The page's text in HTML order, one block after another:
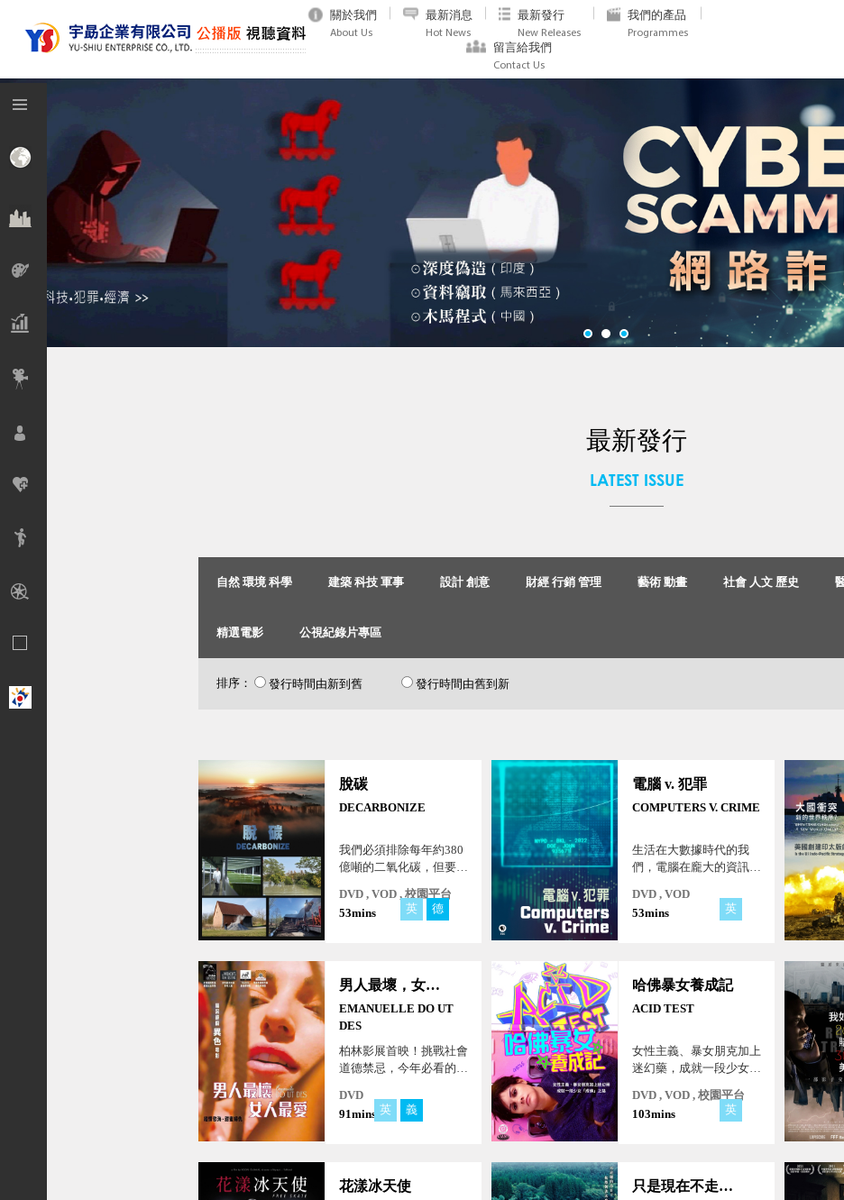
關於我們
About Us
最新消息
Hot News
最新發行
New Releases
我們的產品
Programmes
留言給我們
Contact Us
最新發行
LATEST ISSUE
自然 環境 科學 建築 科技 軍事 設計 創意 財經 行銷 管理 藝術 動畫 社會 人文 歷史
精選電影 公視紀錄片專區
排序： 發行時間由新到舊 發行時間由舊到新
脫碳
DECARBONIZE
我們必須排除每年約380
億噸的二氧化碳，但要如
捉和儲存足夠的溫室氣
體，以減緩地球氣溫上升
DVD , VOD , 校園平台
53mins
英 德
電腦 v. 犯罪
COMPUTERS V. CRIME
生活在大數據時代的我
們，電腦在龐大的資訊中
我們依賴預測的正確性。
警務單位利用「預測性演
信任「預測性演算法」
嗎？
DVD , VOD
53mins
英
男人最壞，女人最愛
EMANUELLE DO UT
DES
柏林影展首映！挑戰社會
道德禁忌，今年必看的文
DVD
91mins 英 義
哈佛暴女養成記
ACID TEST
女性主義、暴女朋克加上
迷幻藥，成就一段少女
DVD , VOD , 校園平台
103mins
英
花漾冰天使 只是現在不走運而已